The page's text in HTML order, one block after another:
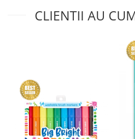
CLIENTII AU